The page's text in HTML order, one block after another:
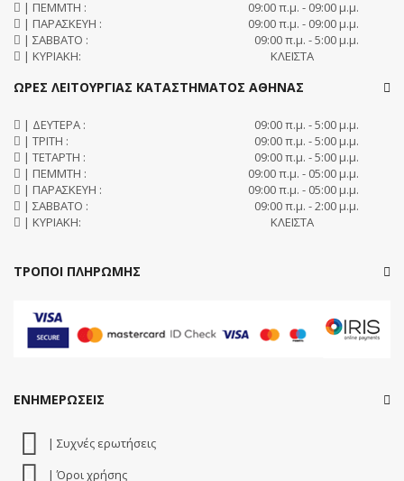
| ΠΕΜΜΤΗ :
09:00 π.μ. - 09:00 μ.μ.
| ΠΑΡΑΣΚΕΥΗ :
09:00 π.μ. - 09:00 μ.μ.
| ΣΑΒΒΑΤΟ :
09:00 π.μ. - 5:00 μ.μ.
| ΚΥΡΙΑΚΗ:
ΚΛΕΙΣΤΑ
ΩΡΕΣ ΛΕΙΤΟΥΡΓΙΑΣ ΚΑΤΑΣΤΗΜΑΤΟΣ ΑΘΗΝΑΣ
| ΔΕΥΤΕΡΑ :
09:00 π.μ. - 5:00 μ.μ.
| ΤΡΙΤΗ :
09:00 π.μ. - 5:00 μ.μ.
| ΤΕΤΑΡΤΗ :
09:00 π.μ. - 5:00 μ.μ.
| ΠΕΜΜΤΗ :
09:00 π.μ. - 05:00 μ.μ.
| ΠΑΡΑΣΚΕΥΗ :
09:00 π.μ. - 05:00 μ.μ.
| ΣΑΒΒΑΤΟ :
09:00 π.μ. - 2:00 μ.μ.
| ΚΥΡΙΑΚΗ:
ΚΛΕΙΣΤΑ
ΤΡΟΠΟΙ ΠΛΗΡΩΜΗΣ
ΕΝΗΜΕΡΩΣΕΙΣ
| Συχνές ερωτήσεις
| Όροι χρήσης